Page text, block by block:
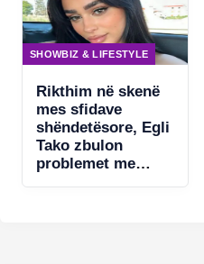
SHOWBIZ & LIFESTYLE
Rikthim në skenë
mes sfidave
shëndetësore, Egli
Tako zbulon
problemet me